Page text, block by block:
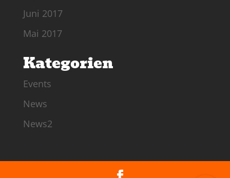
Juni 2017
Mai 2017
Kategorien
Events
News
News2